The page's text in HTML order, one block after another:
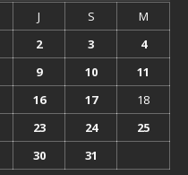
J S
M
2 3
4
9 10
11
16 17
18
23 24
25
30 31